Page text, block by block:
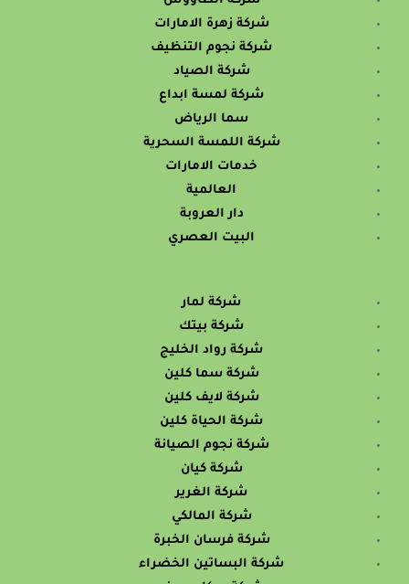
شركة زهرة الامارات
شركة نجوم التنظيف
شركة الصياد
شركة لمسة ابداع
سما الرياض
شركة اللمسة السحرية
خدمات الامارات
العالمية
دار العروبة
البيت العصري
شركة لمار
شركة بيتك
شركة رواد الخليج
شركة سما كلين
شركة لايف كلين
شركة الحياة كلين
شركة نجوم الصيانة
شركة كيان
شركة الغرير
شركة المالكي
شركة فرسان الخبرة
شركة البساتين الخضراء